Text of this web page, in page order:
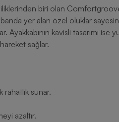
biri olan
yer alan özel oluklar
kavisli tasarımı ise
sağlar.
rahatlık sunar.
azaltır.